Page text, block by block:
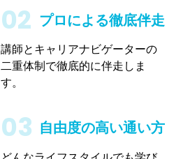
プロによる徹底伴走
講師とキャリアナビゲーターの
二重体制で徹底的に伴走しま
す。
自由度の高い通い方